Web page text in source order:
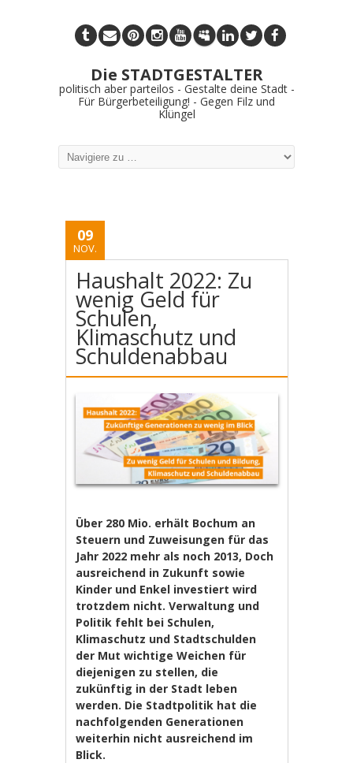
Die STADTGESTALTER
politisch aber parteilos - Gestalte deine Stadt -
Für Bürgerbeteiligung! - Gegen Filz und
Klüngel
09
NOV.
Haushalt 2022: Zu
wenig Geld für
Schulen,
Klimaschutz und
Schuldenabbau
Über 280 Mio. erhält Bochum an
Steuern und Zuweisungen für das
Jahr 2022 mehr als noch 2013, Doch
ausreichend in Zukunft sowie
Kinder und Enkel investiert wird
trotzdem nicht. Verwaltung und
Politik fehlt bei Schulen,
Klimaschutz und Stadtschulden
der Mut wichtige Weichen für
diejenigen zu stellen, die
zukünftig in der Stadt leben
werden. Die Stadtpolitik hat die
nachfolgenden Generationen
weiterhin nicht ausreichend im
Blick.